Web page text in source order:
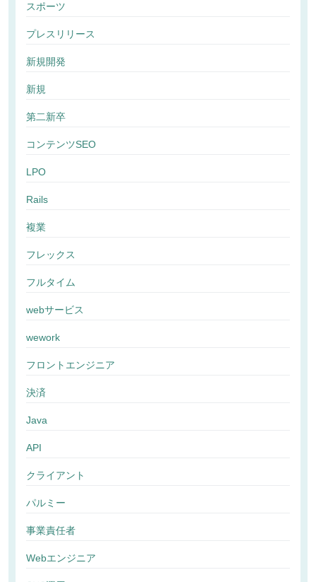
スポーツ
プレスリリース
新規開発
新規
第二新卒
コンテンツSEO
LPO
Rails
複業
フレックス
フルタイム
webサービス
wework
フロントエンジニア
決済
Java
API
クライアント
パルミー
事業責任者
Webエンジニア